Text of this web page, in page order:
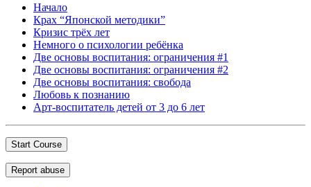
Начало
Крах “Японской методики”
Кризис трёх лет
Немного о психологии ребёнка
Две основы воспитания: ограничения #1
Две основы воспитания: ограничения #2
Две основы воспитания: свобода
Любовь к познанию
Арт-воспитатель детей от 3 до 6 лет
Start Course
Report abuse